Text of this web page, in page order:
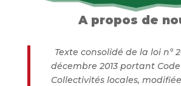
A propos de
Texte consolidé de la loi n°
décembre 2013 portant
Collectivités locales,